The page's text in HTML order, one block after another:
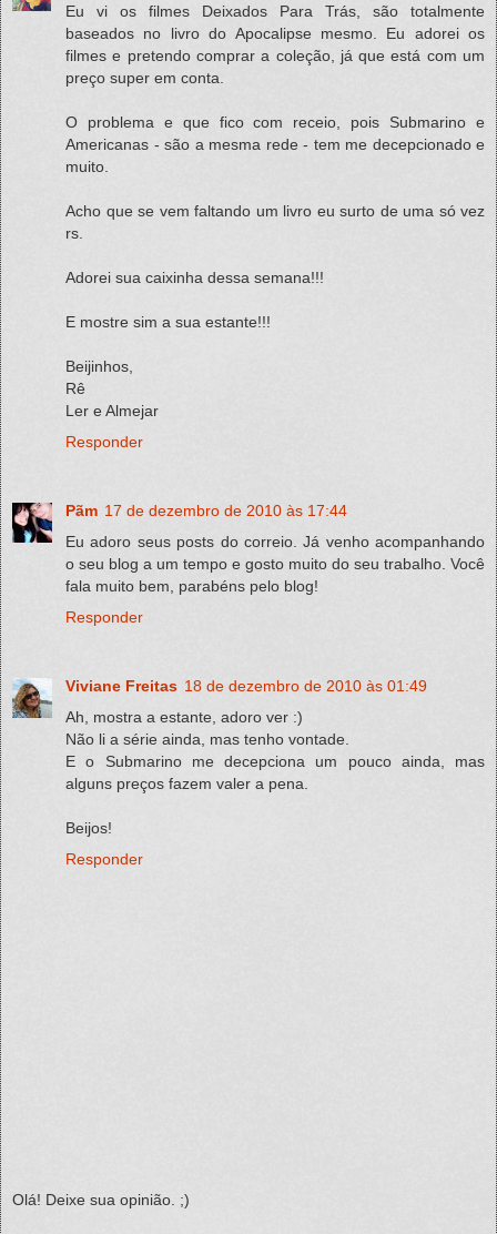
Eu vi os filmes Deixados Para Trás, são totalmente
baseados no livro do Apocalipse mesmo. Eu adorei os
filmes e pretendo comprar a coleção, já que está com um
preço super em conta.
O problema e que fico com receio, pois Submarino e
Americanas - são a mesma rede - tem me decepcionado e
muito.
Acho que se vem faltando um livro eu surto de uma só vez
rs.
Adorei sua caixinha dessa semana!!!
E mostre sim a sua estante!!!
Beijinhos,
Rê
Ler e Almejar
Responder
Pãm 17 de dezembro de 2010 às 17:44
Eu adoro seus posts do correio. Já venho acompanhando
o seu blog a um tempo e gosto muito do seu trabalho. Você
fala muito bem, parabéns pelo blog!
Responder
Viviane Freitas 18 de dezembro de 2010 às 01:49
Ah, mostra a estante, adoro ver :)
Não li a série ainda, mas tenho vontade.
E o Submarino me decepciona um pouco ainda, mas
alguns preços fazem valer a pena.
Beijos!
Responder
Olá! Deixe sua opinião. ;)